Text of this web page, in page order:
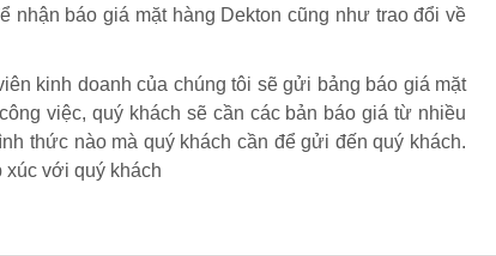
báo giá mặt hàng Dekton cũng như trao đổi về
kinh doanh của chúng tôi sẽ gửi bảng báo giá mặt
việc, quý khách sẽ cần các bản báo giá từ nhiều
thức nào mà quý khách cần để gửi đến quý khách.
với quý khách